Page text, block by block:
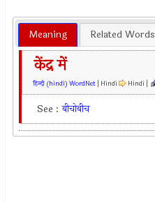
Meaning Related Words
केंद्र में
हिन्दी (hindi) WordNet | Hindi Hindi |
See :बीचोबीच